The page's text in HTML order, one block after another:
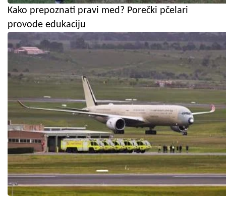
Kako prepoznati pravi med? Porečki pčelari
provode edukaciju